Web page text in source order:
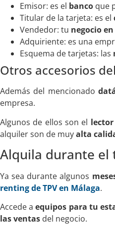
Emisor: es el banco que
Titular de la tarjeta: es el
Vendedor: tu negocio
Adquiriente: es una
Esquema de tarjetas: las
Otros accesorios
Además del mencionado
empresa.
Algunos de ellos son el
alquiler son de muyalta
Alquila durante el
Ya sea durante algunos
renting de TPV en Málaga.
Accede aequipos para tu
las ventas del negocio.